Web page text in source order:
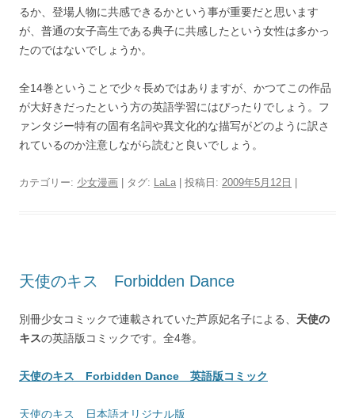
るか、登場人物に共感できるかという事が重要だと思います
が、普通の女子高生である典子に共感したという女性は多かっ
たのではないでしょうか。
全14巻ということで少々長めではありますが、かつてこの作品
が大好きだったという方の英語学習にはぴったりでしょう。フ
ァンタジー特有の固有名詞や異文化的な描写がどのように訳さ
れているのか注意しながら読むと良いでしょう。
カテゴリー: 少女漫画 | タグ: LaLa | 投稿日: 2009年5月12日
天使のキス Forbidden Dance
別冊少女コミックで連載されていた芦原妃名子による、 天使の
キスの英語版コミックです。全4巻。
天使のキス Forbidden Dance 英語版コミック
天使のキス 日本語オリジナル版